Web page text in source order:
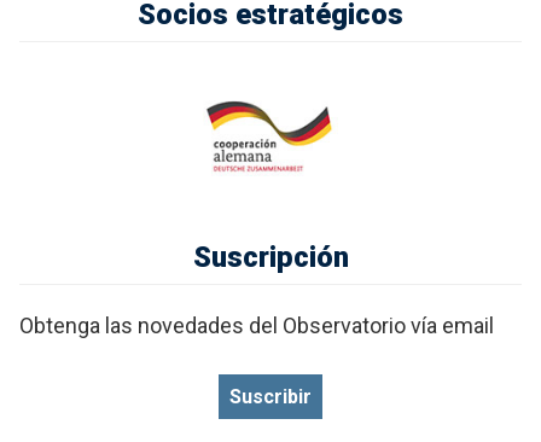
Socios estratégicos
Suscripción
Obtenga las novedades del Observatorio vía email
Suscribir